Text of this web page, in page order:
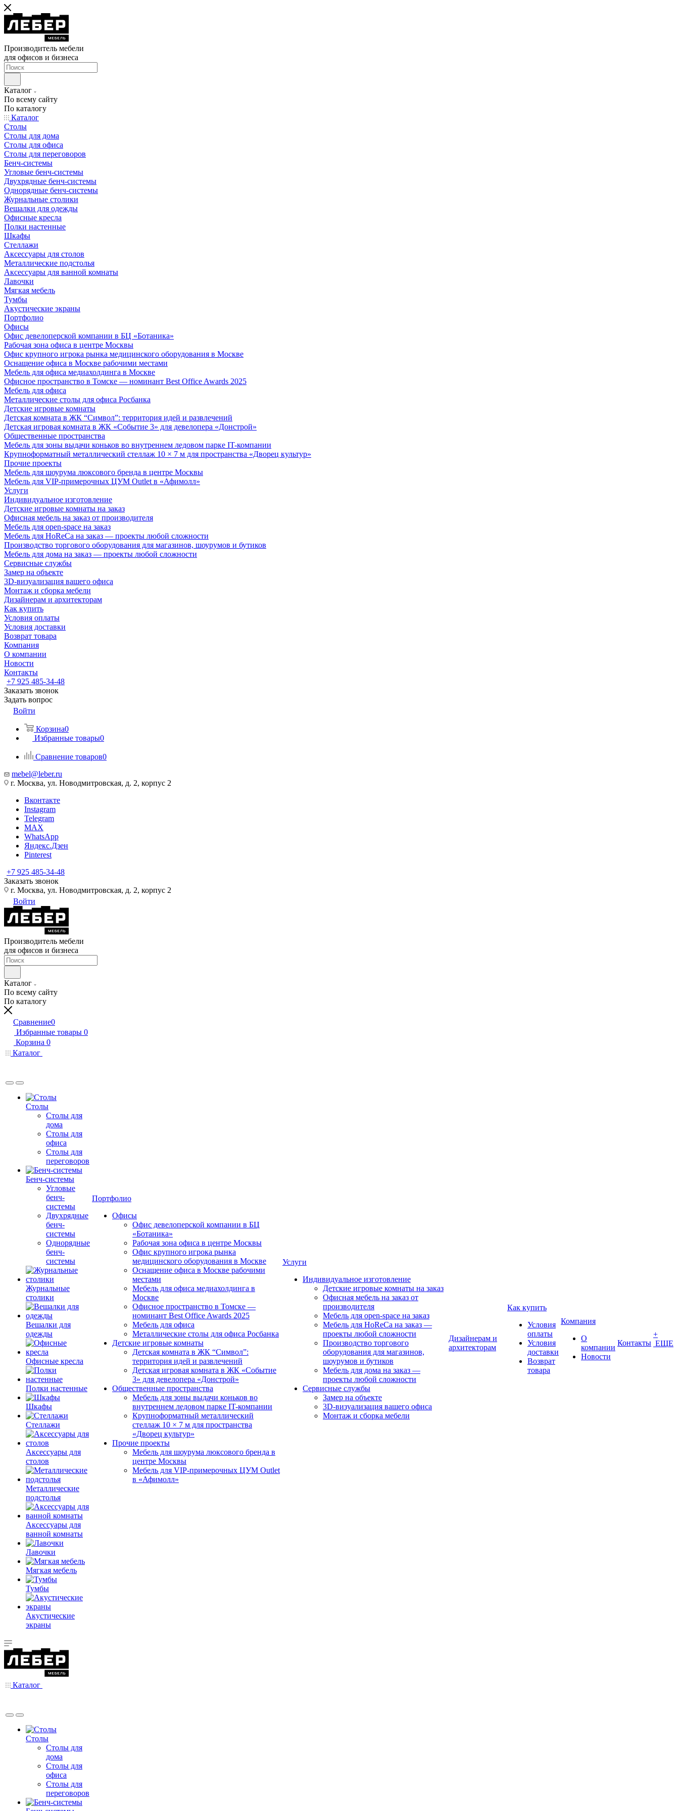
Производитель мебели
для офисов и бизнеса
Каталог
По всему сайту
По каталогу
Каталог
Столы
Столы для дома
Столы для офиса
Столы для переговоров
Бенч-системы
Угловые бенч-системы
Двухрядные бенч-системы
Однорядные бенч-системы
Журнальные столики
Вешалки для одежды
Офисные кресла
Полки настенные
Шкафы
Стеллажи
Аксессуары для столов
Металлические подстолья
Аксессуары для ванной комнаты
Лавочки
Мягкая мебель
Тумбы
Акустические экраны
Портфолио
Офисы
Офис девелоперской компании в БЦ «Ботаника»
Рабочая зона офиса в центре Москвы
Офис крупного игрока рынка медицинского оборудования в Москве
Оснащение офиса в Москве рабочими местами
Мебель для офиса медиахолдинга в Москве
Офисное пространство в Томске — номинант Best Office Awards 2025
Мебель для офиса
Металлические столы для офиса Росбанка
Детские игровые комнаты
Детская комната в ЖК “Символ”: территория идей и развлечений
Детская игровая комната в ЖК «Событие 3» для девелопера «Донстрой»
Общественные пространства
Мебель для зоны выдачи коньков во внутреннем ледовом парке IT-компании
Крупноформатный металлический стеллаж 10 × 7 м для пространства «Дворец культур»
Прочие проекты
Мебель для шоурума люксового бренда в центре Москвы
Мебель для VIP-примерочных ЦУМ Outlet в «Афимолл»
Услуги
Индивидуальное изготовление
Детские игровые комнаты на заказ
Офисная мебель на заказ от производителя
Мебель для open-space на заказ
Мебель для HoReCa на заказ — проекты любой сложности
Производство торгового оборудования для магазинов, шоурумов и бутиков
Мебель для дома на заказ — проекты любой сложности
Сервисные службы
Замер на объекте
3D-визуализация вашего офиса
Монтаж и сборка мебели
Дизайнерам и архитекторам
Как купить
Условия оплаты
Условия доставки
Возврат товара
Компания
О компании
Новости
Контакты
+7 925 485-34-48
Заказать звонок
Задать вопрос
Войти
Корзина0
Избранные товары0
Сравнение товаров0
mebel@leber.ru
г. Москва, ул. Новодмитровская, д. 2, корпус 2
Вконтакте
Instagram
Telegram
MAX
WhatsApp
Яндекс.Дзен
Pinterest
+7 925 485-34-48
Заказать звонок
г. Москва, ул. Новодмитровская, д. 2, корпус 2
Войти
Производитель мебели
для офисов и бизнеса
Каталог
По всему сайту
По каталогу
Сравнение0
Избранные товары 0
Корзина 0
Каталог
Столы
Столы для
дома
Столы для
офиса
Столы для
переговоров
Бенч-системы
Угловые
бенч-
системы
Двухрядные
бенч-
системы
Однорядные
бенч-
системы
Журнальные
столики
Вешалки для
одежды
Офисные кресла
Полки настенные
Шкафы
Стеллажи
Аксессуары для
столов
Металлические
подстолья
Аксессуары для
ванной комнаты
Лавочки
Мягкая мебель
Тумбы
Акустические
экраны
Портфолио
Офисы
Офис девелоперской компании в БЦ
«Ботаника»
Рабочая зона офиса в центре Москвы
Офис крупного игрока рынка
медицинского оборудования в Москве
Оснащение офиса в Москве рабочими
местами
Мебель для офиса медиахолдинга в
Москве
Офисное пространство в Томске —
номинант Best Office Awards 2025
Мебель для офиса
Металлические столы для офиса Росбанка
Детские игровые комнаты
Детская комната в ЖК “Символ”:
территория идей и развлечений
Детская игровая комната в ЖК «Событие
3» для девелопера «Донстрой»
Общественные пространства
Мебель для зоны выдачи коньков во
внутреннем ледовом парке IT-компании
Крупноформатный металлический
стеллаж 10 × 7 м для пространства
«Дворец культур»
Прочие проекты
Мебель для шоурума люксового бренда в
центре Москвы
Мебель для VIP-примерочных ЦУМ Outlet
в «Афимолл»
Услуги
Индивидуальное изготовление
Детские игровые комнаты на заказ
Офисная мебель на заказ от
производителя
Мебель для open-space на заказ
Мебель для HoReCa на заказ —
проекты любой сложности
Производство торгового
оборудования для магазинов,
шоурумов и бутиков
Мебель для дома на заказ —
проекты любой сложности
Сервисные службы
Замер на объекте
3D-визуализация вашего офиса
Монтаж и сборка мебели
Дизайнерам и
архитекторам
Как купить
Условия
оплаты
Условия
доставки
Возврат
товара
Компания
О
компании
Новости
Контакты
+
ЕЩЕ
Каталог
Столы
Столы для
дома
Столы для
офиса
Столы для
переговоров